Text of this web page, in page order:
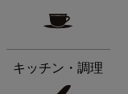
キッチン・調理